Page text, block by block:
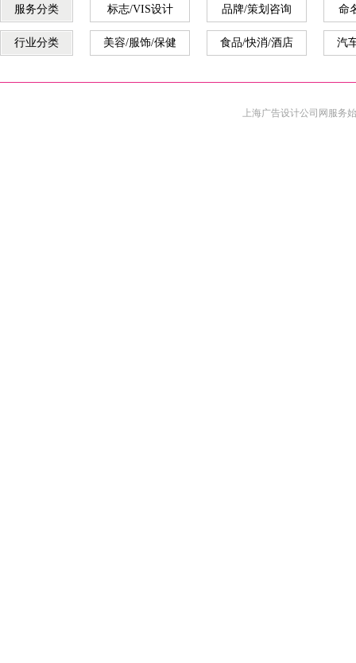
服务分类 标志/VIS设计 品牌/策划咨询 命
行业分类 美容/服饰/保健 食品/快消/酒店 汽
上海广告设计公司 网服务